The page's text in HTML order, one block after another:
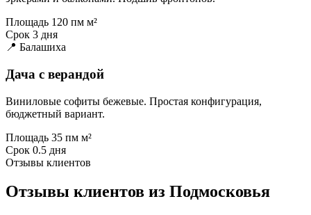
Площадь 120 пм м²
Срок 3 дня
📍 Балашиха
Дача с верандой
Виниловые софиты бежевые. Простая конфигурация,
бюджетный вариант.
Площадь 35 пм м²
Срок 0.5 дня
Отзывы клиентов
Отзывы клиентов из Подмосковья